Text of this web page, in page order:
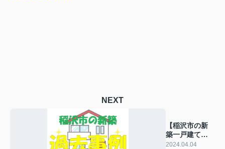
NEXT
【稲沢市の新
築一戸建て】
過去の販売事
2024.04.04